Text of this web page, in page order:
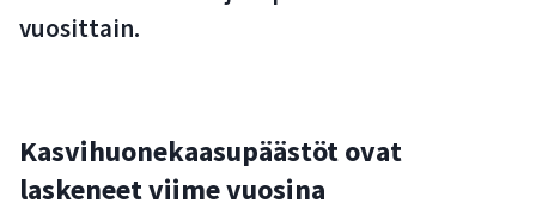
vuosittain.
Kasvihuonekaasupäästöt ovat
laskeneet viime vuosina